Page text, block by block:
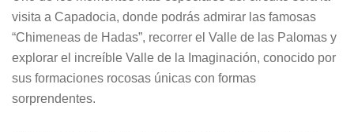
visita a Capadocia, donde podrás admirar las famosas
“Chimeneas de Hadas”, recorrer el Valle de las Palomas y
explorar el increíble Valle de la Imaginación, conocido por
sus formaciones rocosas únicas con formas
sorprendentes.